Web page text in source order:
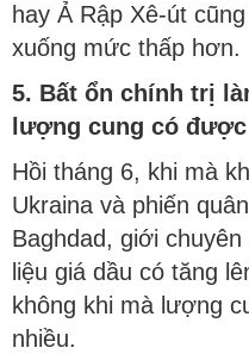
hay Ả Rập Xê-út
xuống mức thấp hơn.
5. Bất ổn chính trị
lượng cung có
Hồi tháng 6, khi mà
Ukraina và phiến
Baghdad, giới
liệu giá dầu có tăng
không khi mà lượng
nhiều.